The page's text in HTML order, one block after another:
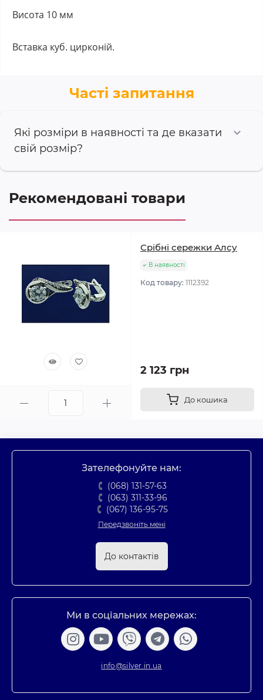
Висота 10 мм
Вставка куб. цирконій.
Часті запитання
Які розміри в наявності та де вказати
свій розмір?
Рекомендовані товари
Срібні сережки Алсу
В наявності
Код товару: 1112392
2 123 грн
До кошика
Зателефонуйте нам:
(068) 131-57-63
(063) 311-33-96
(067) 136-95-75
Передзвоніть мені
До контактів
Ми в соціальних мережах:
info@silver.in.ua